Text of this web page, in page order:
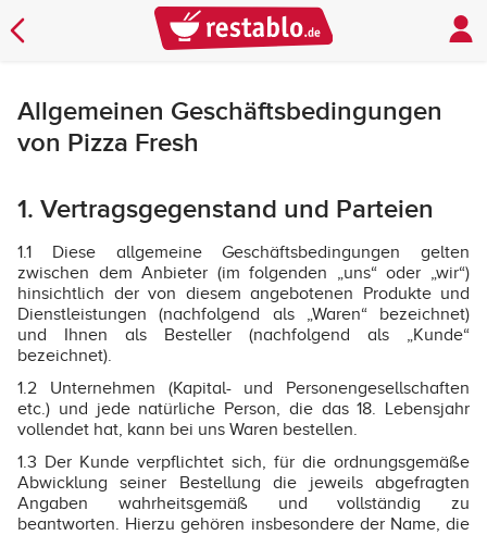
Allgemeinen Geschäftsbedingungen
von Pizza Fresh
1. Vertragsgegenstand und Parteien
1.1 Diese allgemeine Geschäftsbedingungen gelten
zwischen dem Anbieter (im folgenden „uns“ oder „wir“)
hinsichtlich der von diesem angebotenen Produkte und
Dienstleistungen (nachfolgend als „Waren“ bezeichnet)
und Ihnen als Besteller (nachfolgend als „Kunde“
bezeichnet).
1.2 Unternehmen (Kapital- und Personengesellschaften
etc.) und jede natürliche Person, die das 18. Lebensjahr
vollendet hat, kann bei uns Waren bestellen.
1.3 Der Kunde verpflichtet sich, für die ordnungsgemäße
Abwicklung seiner Bestellung die jeweils abgefragten
Angaben wahrheitsgemäß und vollständig zu
beantworten. Hierzu gehören insbesondere der Name, die